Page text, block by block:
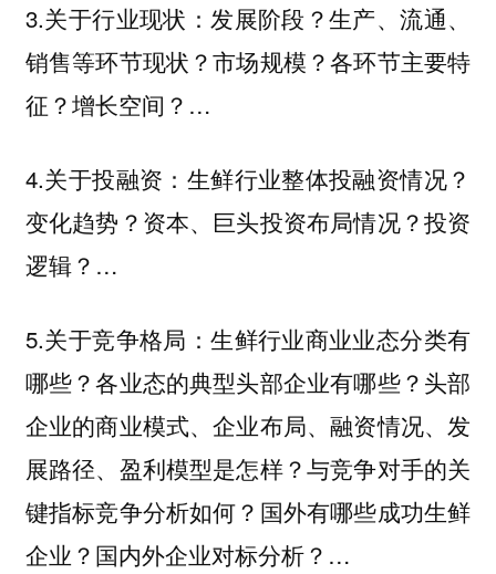
3.关于行业现状：发展阶段？生产、流通、
销售等环节现状？市场规模？各环节主要特
征？增长空间？…
4.关于投融资：生鲜行业整体投融资情况？
变化趋势？资本、巨头投资布局情况？投资
逻辑？…
5.关于竞争格局：生鲜行业商业业态分类有
哪些？各业态的典型头部企业有哪些？头部
企业的商业模式、企业布局、融资情况、发
展路径、盈利模型是怎样？与竞争对手的关
键指标竞争分析如何？国外有哪些成功生鲜
企业？国内外企业对标分析？…